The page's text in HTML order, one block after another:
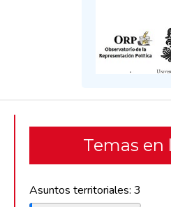
Temas en
Asuntos territoriales: 3